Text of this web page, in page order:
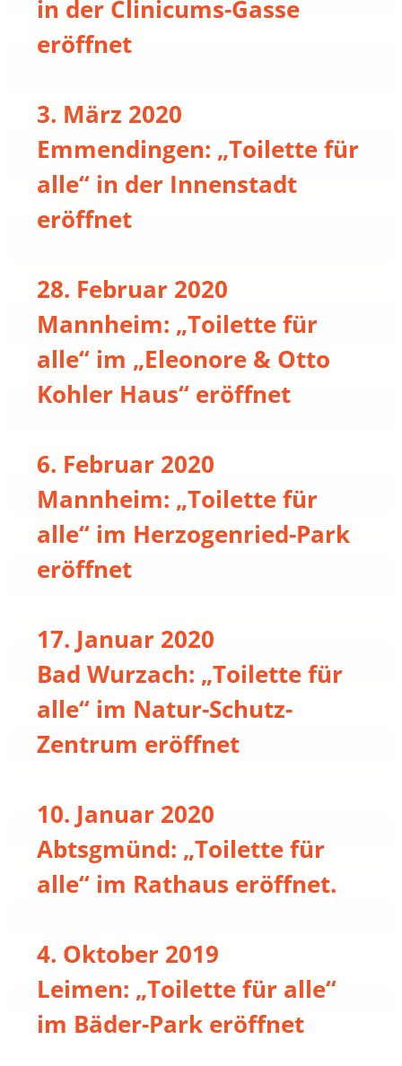
in der Clinicums-Gasse
eröffnet
3. März 2020
Emmendingen: „Toilette für
alle“ in der Innenstadt
eröffnet
28. Februar 2020
Mannheim: „Toilette für
alle“ im „Eleonore & Otto
Kohler Haus“ eröffnet
6. Februar 2020
Mannheim: „Toilette für
alle“ im Herzogenried-Park
eröffnet
17. Januar 2020
Bad Wurzach: „Toilette für
alle“ im Natur-Schutz-
Zentrum eröffnet
10. Januar 2020
Abtsgmünd: „Toilette für
alle“ im Rathaus eröffnet.
4. Oktober 2019
Leimen: „Toilette für alle“
im Bäder-Park eröffnet